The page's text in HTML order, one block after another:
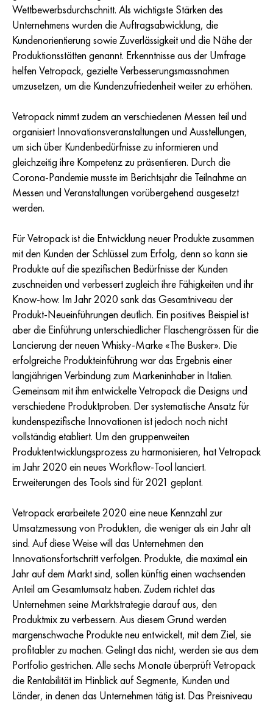
Wettbewerbsdurchschnitt. Als wichtigste Stärken des
Unternehmens wurden die Auftragsabwicklung, die
Kundenorientierung sowie Zuverlässigkeit und die Nähe der
Produktionsstätten genannt. Erkenntnisse aus der Umfrage
helfen Vetropack, gezielte Verbesserungsmassnahmen
umzusetzen, um die Kundenzufriedenheit weiter zu erhöhen.
Vetropack nimmt zudem an verschiedenen Messen teil und
organisiert Innovationsveranstaltungen und Ausstellungen,
um sich über Kundenbedürfnisse zu informieren und
gleichzeitig ihre Kompetenz zu präsentieren. Durch die
Corona-Pandemie musste im Berichtsjahr die Teilnahme an
Messen und Veranstaltungen vorübergehend ausgesetzt
werden.
Für Vetropack ist die Entwicklung neuer Produkte zusammen
mit den Kunden der Schlüssel zum Erfolg, denn so kann sie
Produkte auf die spezifischen Bedürfnisse der Kunden
zuschneiden und verbessert zugleich ihre Fähigkeiten und ihr
Know-how. Im Jahr 2020 sank das Gesamtniveau der
Produkt-Neueinführungen deutlich. Ein positives Beispiel ist
aber die Einführung unterschiedlicher Flaschengrössen für die
Lancierung der neuen Whisky-Marke «The Busker». Die
erfolgreiche Produkteinführung war das Ergebnis einer
langjährigen Verbindung zum Markeninhaber in Italien.
Gemeinsam mit ihm entwickelte Vetropack die Designs und
verschiedene Produktproben. Der systematische Ansatz für
kundenspezifische Innovationen ist jedoch noch nicht
vollständig etabliert. Um den gruppenweiten
Produktentwicklungsprozess zu harmonisieren, hat Vetropack
im Jahr 2020 ein neues Workflow-Tool lanciert.
Erweiterungen des Tools sind für 2021 geplant.
Vetropack erarbeitete 2020 eine neue Kennzahl zur
Umsatzmessung von Produkten, die weniger als ein Jahr alt
sind. Auf diese Weise will das Unternehmen den
Innovationsfortschritt verfolgen. Produkte, die maximal ein
Jahr auf dem Markt sind, sollen künftig einen wachsenden
Anteil am Gesamtumsatz haben. Zudem richtet das
Unternehmen seine Marktstrategie darauf aus, den
Produktmix zu verbessern. Aus diesem Grund werden
margenschwache Produkte neu entwickelt, mit dem Ziel, sie
profitabler zu machen. Gelingt das nicht, werden sie aus dem
Portfolio gestrichen. Alle sechs Monate überprüft Vetropack
die Rentabilität im Hinblick auf Segmente, Kunden und
Länder, in denen das Unternehmen tätig ist. Das Preisniveau